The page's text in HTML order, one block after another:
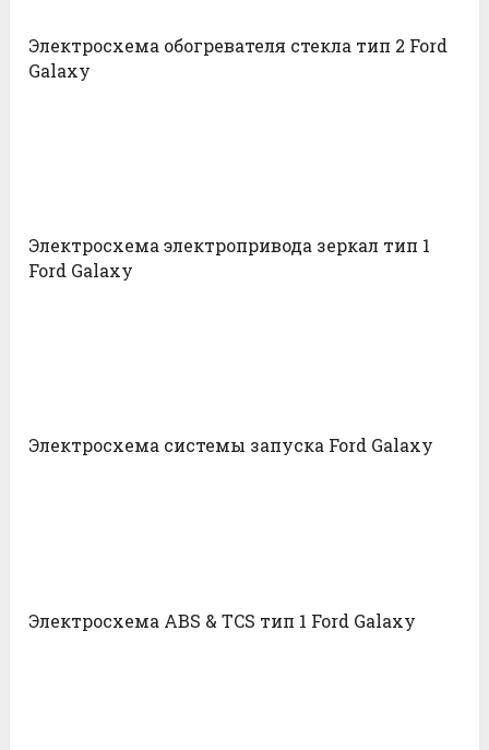
Электросхема обогревателя стекла тип 2 Ford
Galaxy
Электросхема электропривода зеркал тип 1
Ford Galaxy
Электросхема системы запуска Ford Galaxy
Электросхема ABS & TCS тип 1 Ford Galaxy